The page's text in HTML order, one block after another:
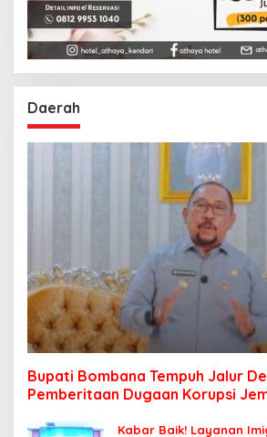
Daerah
Bupati Bombana Tempuh Jalur
Pemberitaan Dugaan Korupsi
Kabar Baik! Layanan